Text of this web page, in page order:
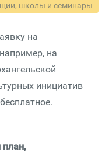
школы и семинары
на
на
инициатив